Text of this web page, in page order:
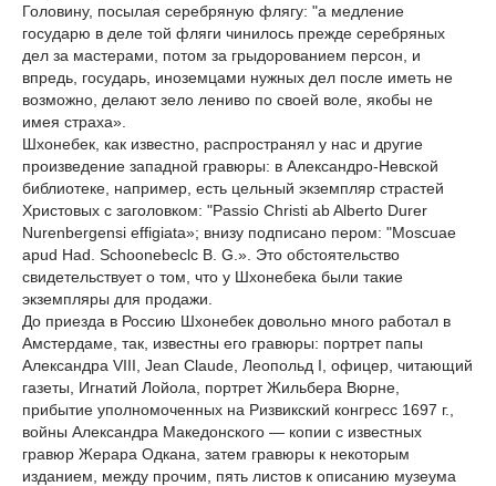
Головину, посылая серебряную флягу: "а медление
государю в деле той фляги чинилось прежде серебряных
дел за мастерами, потом за грыдорованием персон, и
впредь, государь, иноземцами нужных дел после иметь не
возможно, делают зело лениво по своей воле, якобы не
имея страха».
Шхонебек, как известно, распространял у нас и другие
произведение западной гравюры: в Александро-Невской
библиотеке, например, есть цельный экземпляр страстей
Христовых с заголовком: "Passio Christi ab Alberto Durer
Nurenbergensi effigiata»; внизу подписано пером: "Moscuae
apud Had. Schoonebeclc В. G.». Это обстоятельство
свидетельствует о том, что у Шхонебека были такие
экземпляры для продажи.
До приезда в Россию Шхонебек довольно много работал в
Амстердаме, так, известны его гравюры: портрет папы
Александра VIII, Jean Claude, Леопольд I, офицер, читающий
газеты, Игнатий Лойола, портрет Жильбера Вюрне,
прибытие уполномоченных на Ризвикский конгресс 1697 г.,
войны Александра Македонского — копии с известных
гравюр Жерара Одкана, затем гравюры к некоторым
изданием, между прочим, пять листов к описанию музеума